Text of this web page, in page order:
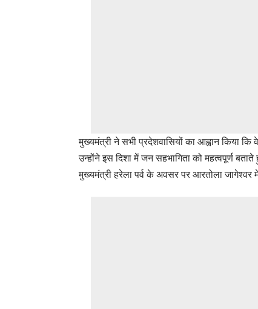
मुख्यमंत्री ने सभी प्रदेशवासियों का आह्वान किया
उन्होंने इस दिशा में जन सहभागिता को महत्वपूर्ण
मुख्यमंत्री हरेला पर्व के अवसर पर आरतोला जागेश्वर